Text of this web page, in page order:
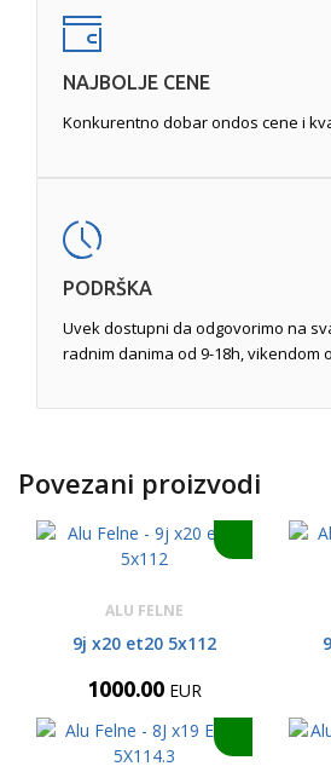
NAJBOLJE CENE
Konkurentno dobar ondos cene i
PODRŠKA
Uvek dostupni da odgovorimo na
radnim danima od 9-18h, vikendom
Povezani proizvodi
ALU FELNE
9j x20 et20 5x112
1000.00 EUR